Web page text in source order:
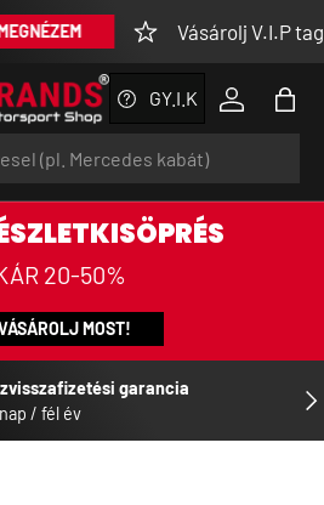
Vásárolj V.I.P tagsággal
GY.I.K
20-50%
MOST!
garancia
/ fél év